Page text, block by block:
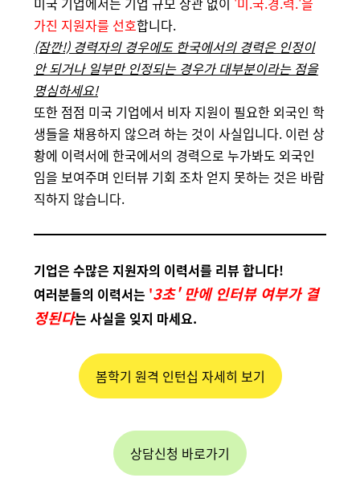
가진 지원자를 선호합니다.
(잠깐!) 경력자의 경우에도 한국에서의 경력은 인정이
안 되거나 일부만 인정되는 경우가 대부분이라는 점을
명심하세요!
또한 점점 미국 기업에서 비자 지원이 필요한 외국인 학
생들을 채용하지 않으려 하는 것이 사실입니다. 이런 상
황에 이력서에 한국에서의 경력으로 누가봐도 외국인
임을 보여주며 인터뷰 기회 조차 얻지 못하는 것은 바람
직하지 않습니다.
기업은 수많은 지원자의 이력서를 리뷰 합니다!
여러분들의 이력서는 '3초' 만에 인터뷰 여부가 결
정된다는 사실을 잊지 마세요.
봄학기 원격 인턴십 자세히 보기
상담신청 바로가기